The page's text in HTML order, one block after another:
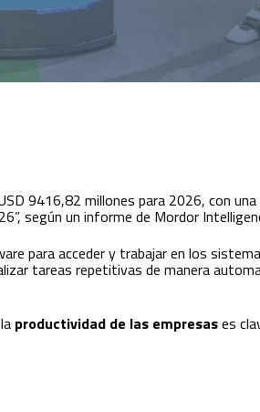
9416,82 millones para 2026, con
según un informe de Mordor
para acceder y trabajar en los
tareas repetitivas de manera
productividad de las empresases